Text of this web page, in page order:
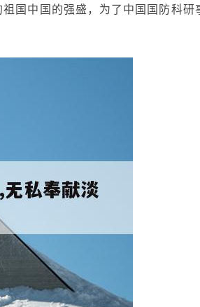
国中国的强盛，为了中国国防科研